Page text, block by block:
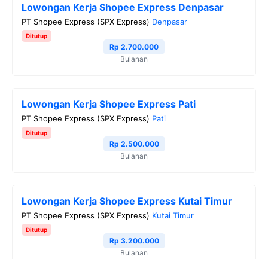
t
e
r
g
r
s
A
L
i
n
Lowongan Kerja Shopee Express Denpasar
PT Shopee Express (SPX Express) Denpasar
Ditutup
Rp 2.700.000
Bulanan
Lowongan Kerja Shopee Express Pati
PT Shopee Express (SPX Express) Pati
Ditutup
Rp 2.500.000
Bulanan
Lowongan Kerja Shopee Express Kutai Timur
PT Shopee Express (SPX Express) Kutai Timur
Ditutup
Rp 3.200.000
Bulanan